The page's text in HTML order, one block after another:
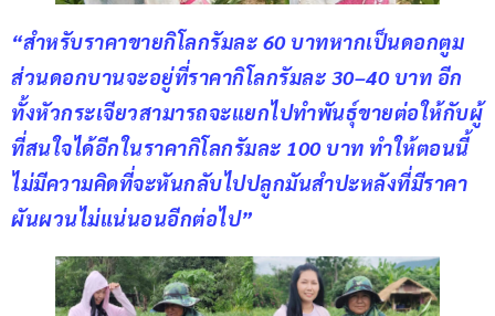
“สำหรับราคาขายกิโลกรัมละ 60 บาทหากเป็นดอกตูม
ส่วนดอกบานจะอยู่ที่ราคากิโลกรัมละ 30–40 บาท อีก
ทั้งหัวกระเจียวสามารถจะแยกไปทำพันธุ์ขายต่อให้กับผู้
ที่สนใจได้อีกในราคากิโลกรัมละ 100 บาท ทำให้ตอนนี้
ไม่มีความคิดที่จะหันกลับไปปลูกมันสำปะหลังที่มีราคา
ผันผวนไม่แน่นอนอีกต่อไป”